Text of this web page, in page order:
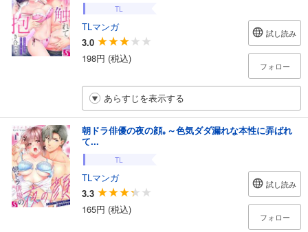
TL
TLマンガ
3.0
198円 (税込)
試し読み
フォロー
あらすじを表示する
朝ドラ俳優の夜の顔｡～色気ダダ漏れな本性に弄ばれ
て...
TL
TLマンガ
3.3
165円 (税込)
試し読み
フォロー